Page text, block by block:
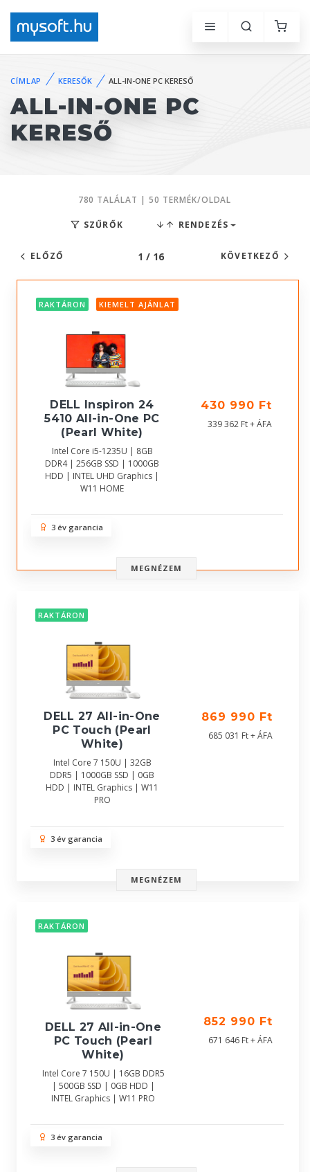
CÍMLAP KERESŐK ALL-IN-ONE PC KERESŐ
ALL-IN-ONE PC
KERESŐ
780 TALÁLAT | 50 TERMÉK/OLDAL
SZŰRŐK RENDEZÉS
ELŐZŐ 1 / 16 KÖVETKEZŐ
RAKTÁRON KIEMELT AJÁNLAT
DELL Inspiron 24
5410 All-in-One PC
(Pearl White)
Intel Core i5-1235U | 8GB
DDR4 | 256GB SSD | 1000GB
HDD | INTEL UHD Graphics |
W11 HOME
430 990 Ft
339 362 Ft + ÁFA
3 év garancia
MEGNÉZEM
RAKTÁRON
DELL 27 All-in-One
PC Touch (Pearl
White)
Intel Core 7 150U | 32GB
DDR5 | 1000GB SSD | 0GB
HDD | INTEL Graphics | W11
PRO
869 990 Ft
685 031 Ft + ÁFA
3 év garancia
MEGNÉZEM
RAKTÁRON
DELL 27 All-in-One
PC Touch (Pearl
White)
Intel Core 7 150U | 16GB DDR5
| 500GB SSD | 0GB HDD |
INTEL Graphics | W11 PRO
852 990 Ft
671 646 Ft + ÁFA
3 év garancia